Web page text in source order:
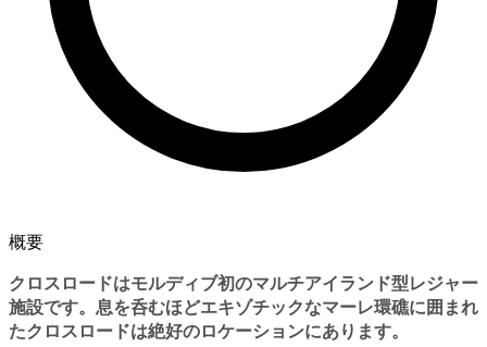
概要
クロスロードはモルディブ初のマルチアイランド型レジャー
施設です。息を呑むほどエキゾチックなマーレ環礁に囲まれ
たクロスロードは絶好のロケーションにあります。